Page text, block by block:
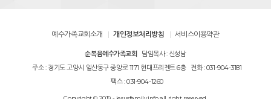
예수가족교회소개 개인정보처리방침 서비스이용약관
순복음예수가족교회
담임목사 : 신성남
주소 : 경기도 고양시 일산동구 중앙로 1171 현대프리젠트 6층
전화 : 031-904-3181
팩스 : 031-904-1260